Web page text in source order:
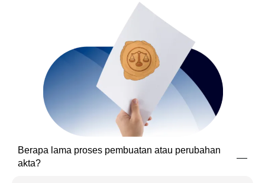
Berapa lama proses pembuatan atau perubahan
akta?